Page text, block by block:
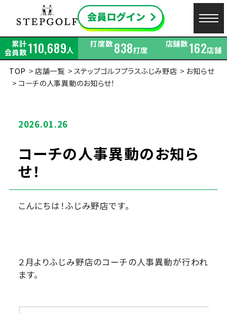
累計
会員数110,689人
打席数838打席
店舗数162店舗
TOP
店舗一覧 ステップゴルフプラスふじみ野店
お知らせ
コーチの人事異動のお知らせ！
2026.01.26
コーチの人事異動のお知ら
せ！
こんにちは！ふじみ野店です。
２月よりふじみ野店のコーチの人事異動が行われ
ます。